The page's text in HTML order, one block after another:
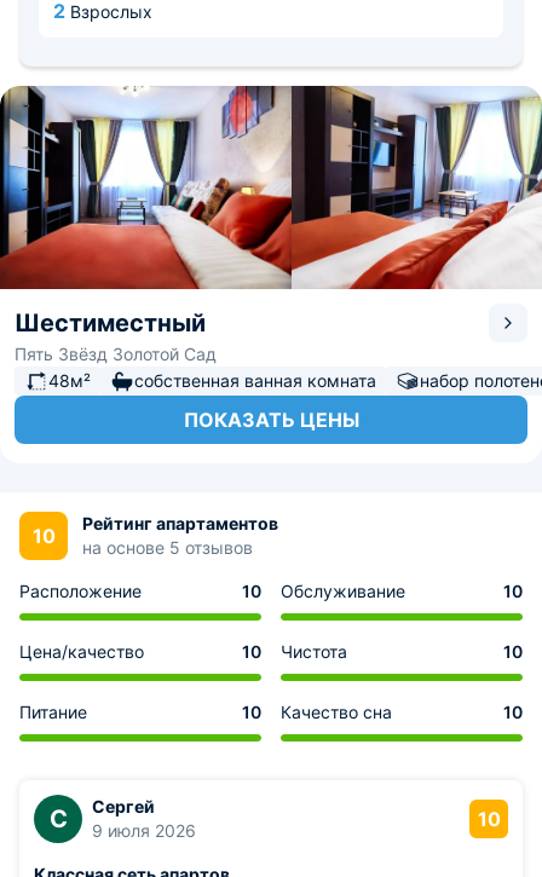
вокзала — 5,1 км. В шаговой доступности аптека и
2 Взрослых
Шестиместный
Пять Звёзд Золотой Сад
48м²
собственная ванная комната набор
ПОКАЗАТЬ ЦЕНЫ
10
Рейтинг апартаментов
на основе 5 отзывов
Расположение 10 Обслуживание 10
Цена/качество 10 Чистота 10
Питание 10 Качество сна 10
С
Сергей
9 июля 2026
10